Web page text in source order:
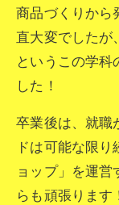
商品づくりから
直大変でしたが
というこの学科
した！
卒業後は、就職
ドは可能な限
ョップ」を運
らも頑張ります